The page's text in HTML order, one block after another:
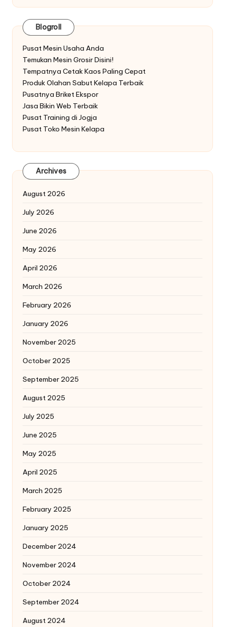
Blogroll
Pusat Mesin Usaha Anda
Temukan Mesin Grosir Disini!
Tempatnya Cetak Kaos Paling Cepat
Produk Olahan Sabut Kelapa Terbaik
Pusatnya Briket Ekspor
Jasa Bikin Web Terbaik
Pusat Training di Jogja
Pusat Toko Mesin Kelapa
Archives
August 2026
July 2026
June 2026
May 2026
April 2026
March 2026
February 2026
January 2026
November 2025
October 2025
September 2025
August 2025
July 2025
June 2025
May 2025
April 2025
March 2025
February 2025
January 2025
December 2024
November 2024
October 2024
September 2024
August 2024